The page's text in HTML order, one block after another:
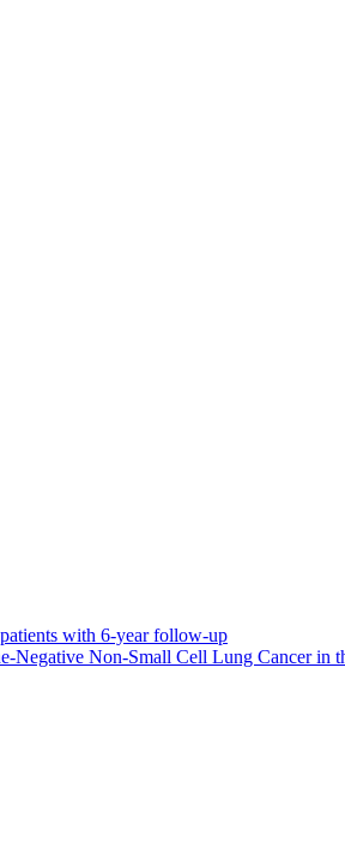
with 6-year follow-up
Negative Non-Small Cell Lung Cancer in